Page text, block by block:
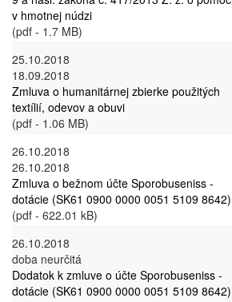
v hmotnej núdzi
(pdf - 1.7 MB)
25.10.2018
18.09.2018
Zmluva o humanitárnej zbierke použitých
textílií, odevov a obuvi
(pdf - 1.06 MB)
26.10.2018
26.10.2018
Zmluva o bežnom účte Sporobuseniss -
dotácie (SK61 0900 0000 0051 5109 8642)
(pdf - 622.01 kB)
26.10.2018
doba neurčitá
Dodatok k zmluve o účte Sporobuseniss -
dotácie (SK61 0900 0000 0051 5109 8642)